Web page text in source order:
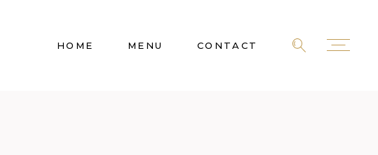
HOME MENU CONTACT